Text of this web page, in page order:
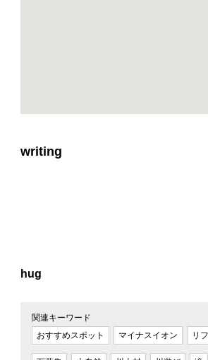
writing
hug
関連キーワード
おすすめスポット
マイナスイオン リ